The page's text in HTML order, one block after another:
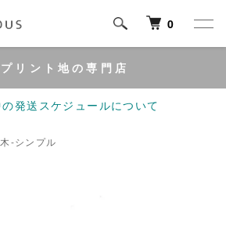
0
リント地の専門店
発送スケジュールについて
木-シンプル